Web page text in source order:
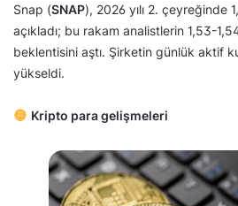
Snap (SNAP), 2026 yılı 2. çeyreğinde
açıkladı; bu rakam analistlerin 1,53-
beklentisini aştı. Şirketin günlük aktif
yükseldi.
Kripto para gelişmeleri